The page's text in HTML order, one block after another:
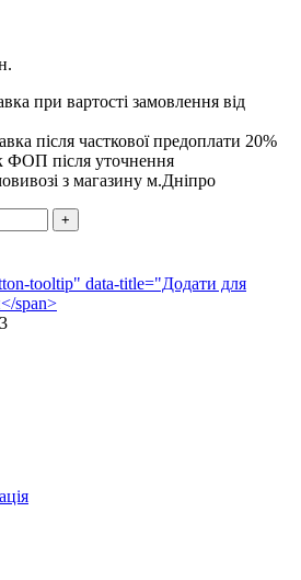
при вартості замовлення від
після часткової предоплати 20%
ФОП після уточнення
з магазину м.Дніпро
tooltip" data-title="Додати для
span>